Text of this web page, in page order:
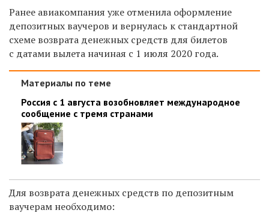
Ранее авиакомпания уже отменила оформление
депозитных ваучеров и вернулась к стандартной
схеме возврата денежных средств для билетов
с датами вылета начиная с 1 июля 2020 года.
Материалы по теме
Россия с 1 августа возобновляет международное
сообщение с тремя странами
Для возврата денежных средств по депозитным
ваучерам необходимо: